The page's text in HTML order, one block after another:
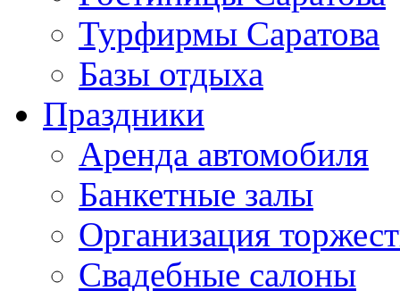
Турфирмы Саратова
Базы отдыха
Праздники
Аренда автомобиля
Банкетные залы
Организация
Свадебные салоны